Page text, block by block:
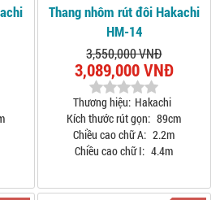
Thang nhôm rút đôi Hakachi
HM-14
3,550,000 VNĐ
3,089,000 VNĐ
Thương hiệu: Hakachi
Kích thước rút gọn: 89cm
Chiều cao chữ A: 2.2m
Chiều cao chữ I: 4.4m